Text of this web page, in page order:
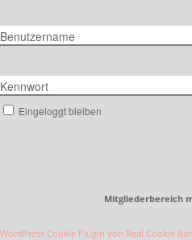
Benutzername
Kennwort
Eingeloggt bleiben
Mitgliederbereich
WordPress Cookie Plugin von Real Cookie